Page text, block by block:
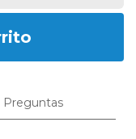
Preguntas